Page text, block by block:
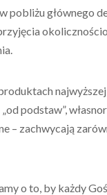
pobliżu głównego
podstaw”,
– zachwycają
o to, by każdy